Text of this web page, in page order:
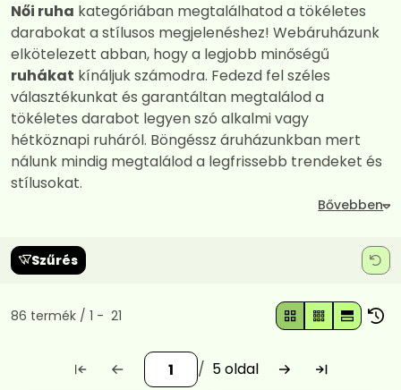
Női ruha kategóriában megtalálhatod a tökéletes
darabokat a stílusos megjelenéshez! Webáruházunk
elkötelezett abban, hogy a legjobb minőségű
ruhákat kínáljuk számodra. Fedezd fel széles
választékunkat és garantáltan megtalálod a
tökéletes darabot legyen szó alkalmi vagy
hétköznapi ruháról. Böngéssz áruházunkban mert
nálunk mindig megtalálod a legfrissebb trendeket és
stílusokat.
Szűrés
Összes termék a kategóriában
86 termék 1 21
5